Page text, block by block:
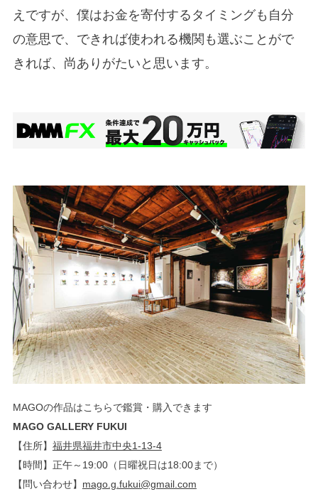
えですが、僕はお金を寄付するタイミングも自分
の意思で、できれば使われる機関も選ぶことがで
きれば、尚ありがたいと思います。
MAGOの作品はこちらで鑑賞・購入できます
MAGO GALLERY FUKUI
【住所】 福井県福井市中央1-13-4
【時間】正午～19:00（日曜祝日は18:00まで）
【問い合わせ】 mago.g.fukui@gmail.com